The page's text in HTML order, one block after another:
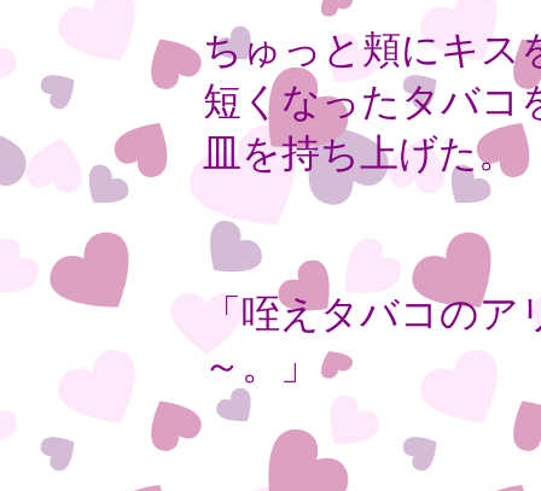
ちゅっと頬にキス
短くなったタバコ
皿を持ち上げた。
「咥えタバコの
～。」